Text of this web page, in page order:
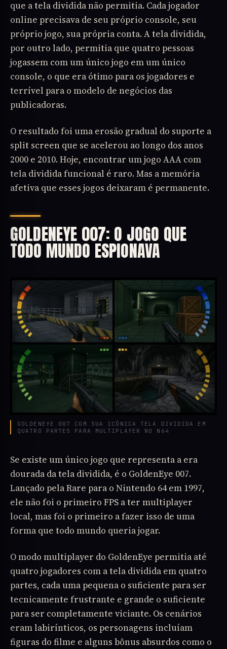
que a tela dividida não permitia. Cada jogador
online precisava de seu próprio console, seu
próprio jogo, sua própria conta. A tela dividida,
por outro lado, permitia que quatro pessoas
jogassem com um único jogo em um único
console, o que era ótimo para os jogadores e
terrível para o modelo de negócios das
publicadoras.
O resultado foi uma erosão gradual do suporte a
split screen que se acelerou ao longo dos anos
2000 e 2010. Hoje, encontrar um jogo AAA com
tela dividida funcional é raro. Mas a memória
afetiva que esses jogos deixaram é permanente.
GOLDENEYE 007: O JOGO QUE
TODO MUNDO ESPIONAVA
GOLDENEYE 007 COM SUA ICÔNICA TELA DIVIDIDA EM
QUATRO PARTES PARA MULTIPLAYER NO N64
Se existe um único jogo que representa a era
dourada da tela dividida, é o GoldenEye 007.
Lançado pela Rare para o Nintendo 64 em 1997,
ele não foi o primeiro FPS a ter multiplayer
local, mas foi o primeiro a fazer isso de uma
forma que todo mundo queria jogar.
O modo multiplayer do GoldenEye permitia até
quatro jogadores com a tela dividida em quatro
partes, cada uma pequena o suficiente para ser
tecnicamente frustrante e grande o suficiente
para ser completamente viciante. Os cenários
eram labirínticos, os personagens incluíam
figuras do filme e alguns bônus absurdos como o